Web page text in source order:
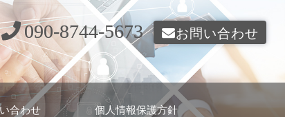
090-8744-5673 お問い合わせ
合わせ 個人情報保護方針